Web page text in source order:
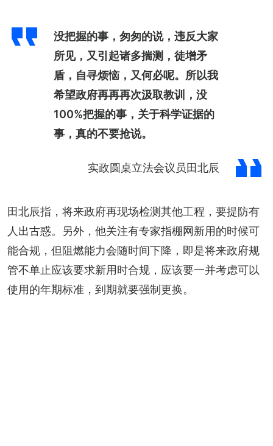
没把握的事，匆匆的说，违反大家
所见，又引起诸多揣测，徒增矛
盾，自寻烦恼，又何必呢。所以我
希望政府再再再次汲取教训，没
100%把握的事，关于科学证据的
事，真的不要抢说。
实政圆桌立法会议员田北辰
田北辰指，将来政府再现场检测其他工程，要提防有
人出古惑。另外，他关注有专家指棚网新用的时候可
能合规，但阻燃能力会随时间下降，即是将来政府规
管不单止应该要求新用时合规，应该要一并考虑可以
使用的年期标准，到期就要强制更换。